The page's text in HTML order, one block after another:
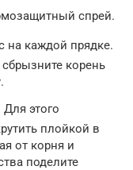
спрей.
на каждой прядке.
корень
этого
плойкой в
от корня и
поделите